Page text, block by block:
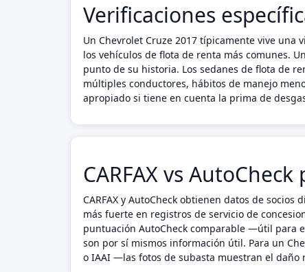
Verificaciones
Un Chevrolet Cruze 2017 típicamente vive una
los vehículos de flota de renta más comunes.
punto de su historia. Los sedanes de flota de
múltiples conductores, hábitos de manejo
apropiado si tiene en cuenta la prima de
CARFAX vs
CARFAX y AutoCheck obtienen datos de
más fuerte en registros de servicio de
puntuación AutoCheck comparable —útil para
son por sí mismos información útil. Para un
o IAAI —las fotos de subasta muestran el